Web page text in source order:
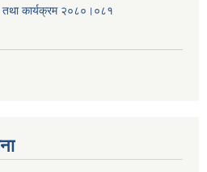
तथा कार्यक्रम २०८०।०८१